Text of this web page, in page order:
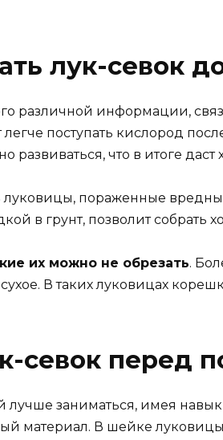
лук-севок
различной информации,
поступать кислород
развиваться, что в итоге
луковицы, пораженные
в грунт, позволит
их можно не обрезать.
В таких луковицах
севок перед
лучше заниматься, имея
материал. В шейке